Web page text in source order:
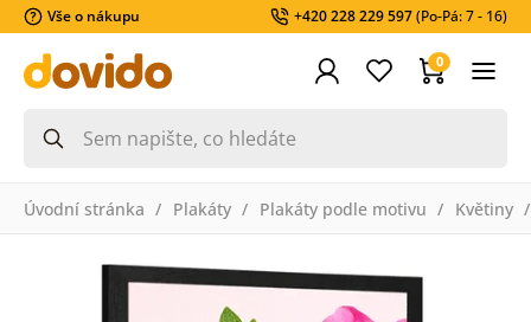
Vše o nákupu +420 228 229 597(Po-Pá: 7 - 16)
0
Úvodní stránka Plakáty Plakáty podle motivu Květiny